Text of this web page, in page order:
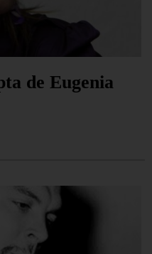
de Eugenia